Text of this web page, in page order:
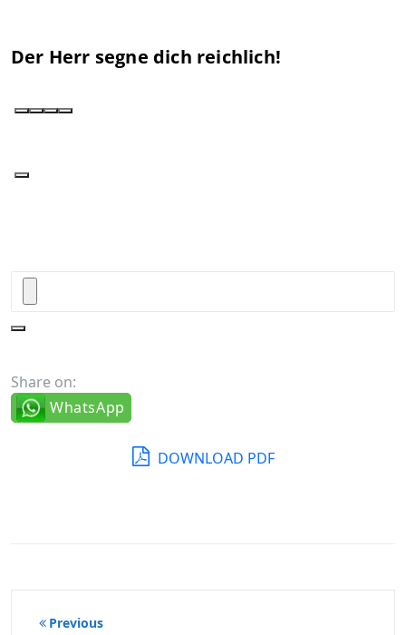
Der Herr segne dich reichlich!
Share on:
WhatsApp
DOWNLOAD PDF
Beitragsnavigation
Previous